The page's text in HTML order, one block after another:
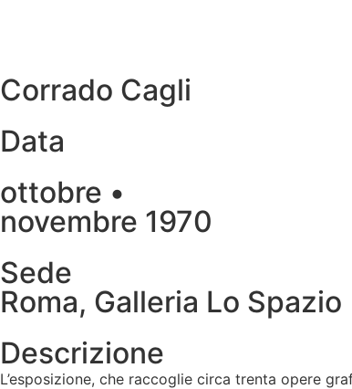
Corrado Cagli
Data
ottobre •
novembre 1970
Sede
Roma, Galleria Lo Spazio
Descrizione
L’esposizione, che raccoglie circa trenta opere